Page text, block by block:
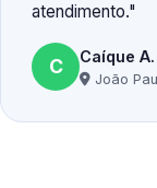
atendimento.
C Caíque A.
João